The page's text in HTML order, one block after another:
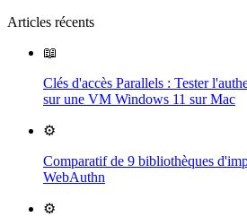
Articles récents
📖
Clés d'accès Parallels : Tester
sur une VM Windows 11 sur Mac
⚙️
Comparatif de 9 bibliothèques
WebAuthn
⚙️